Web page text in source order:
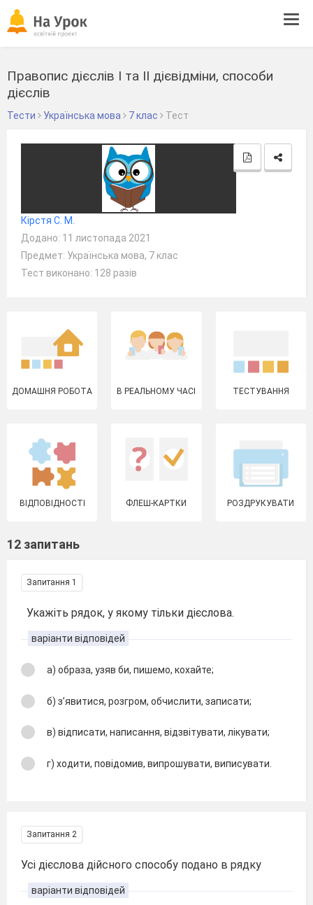
Правопис дієслів І та ІІ дієвідміни, способи
дієслів
Тести Українська мова 7 клас Тест
Кірстя С. М.
Додано: 11 листопада 2021
Предмет: Українська мова, 7 клас
Тест виконано: 128 разів
ДОМАШНЯ РОБОТА В РЕАЛЬНОМУ ЧАСІ ТЕСТУВАННЯ
ВІДПОВІДНОСТІ ФЛЕШ-КАРТКИ РОЗДРУКУВАТИ
12 запитань
Запитання 1
Укажіть рядок, у якому тільки дієслова.
варіанти відповідей
а) образа, узяв би, пишемо, кохайте;
б) з’явитися, розгром, обчислити, записати;
в) відписати, написання, відзвітувати, лікувати;
г) ходити, повідомив, випрошувати, виписувати.
Запитання 2
Усі дієслова дійсного способу подано в рядку
варіанти відповідей